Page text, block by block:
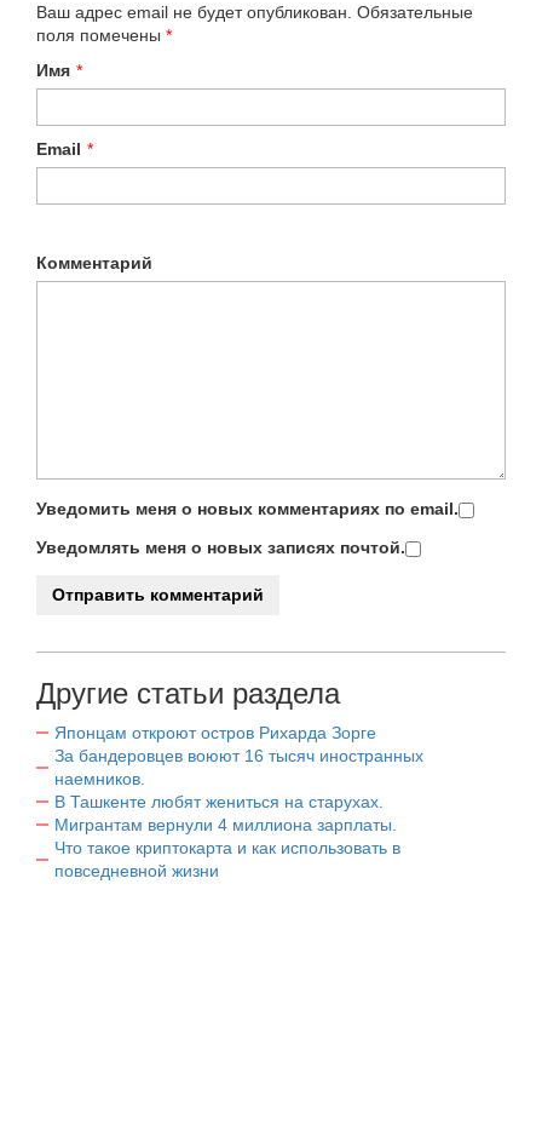
Ваш адрес email не будет опубликован. Обязательные
поля помечены *
Имя *
Email *
Комментарий
Уведомить меня о новых комментариях по email.
Уведомлять меня о новых записях почтой.
Другие статьи раздела
Японцам откроют остров Рихарда Зорге
За бандеровцев воюют 16 тысяч иностранных
наемников.
В Ташкенте любят жениться на старухах.
Мигрантам вернули 4 миллиона зарплаты.
Что такое криптокарта и как использовать в
повседневной жизни